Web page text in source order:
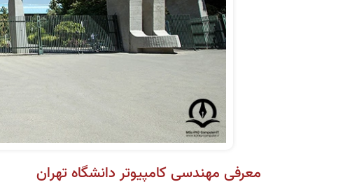
معرفی مهندسی کامپیوتر دانشگاه تهران